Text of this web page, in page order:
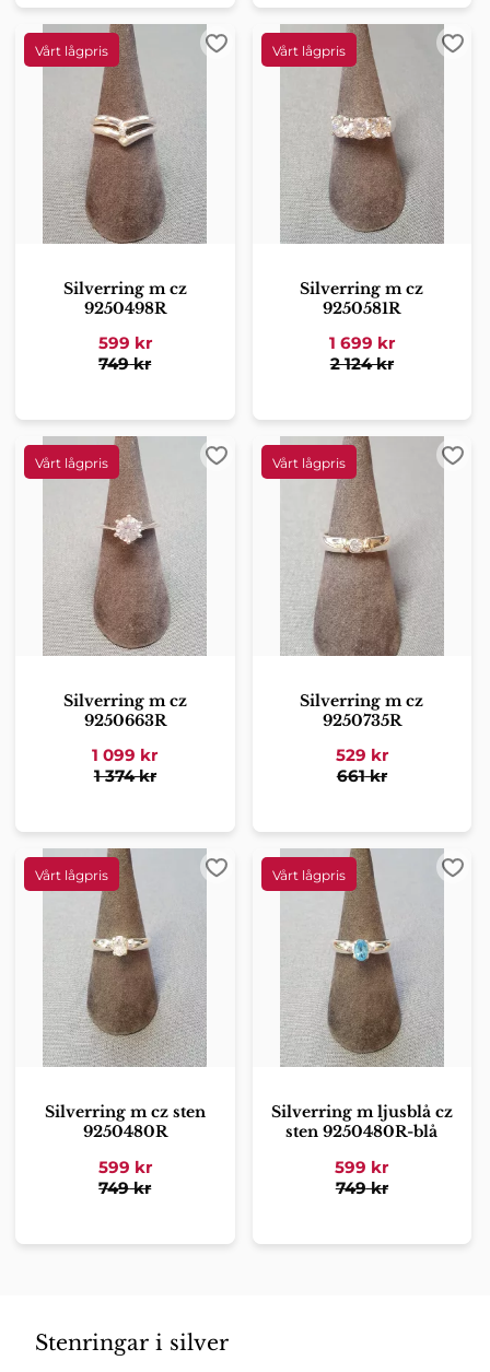
Silverring m cz
9250498R
599 kr
749kr
Lägg till i favoriter
Silverring m cz
9250581R
1 699 kr
2 124kr
Silverring m cz
9250663R
1 099 kr
1 374kr
Lägg till i favoriter
Silverring m cz
9250735R
529 kr
661kr
Silverring m cz sten
9250480R
599 kr
749kr
Lägg till i favoriter
Silverring m ljusblå cz
sten 9250480R-blå
599 kr
749kr
Stenringar i silver